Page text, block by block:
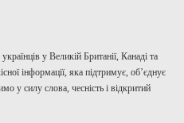
у Великій Британії, Канаді та
інформації, яка підтримує, об’єднує
у силу слова, чесність і відкритий